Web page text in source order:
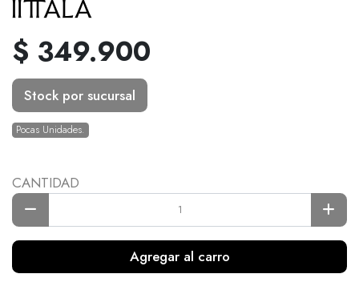
$ 349.900
Stock por sucursal
Pocas Unidades.
CANTIDAD
Agregar al carro